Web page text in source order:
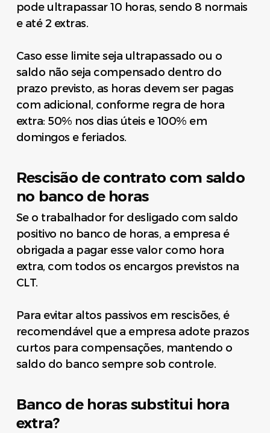
pode ultrapassar 10 horas, sendo 8 normais
e até 2 extras.
Caso esse limite seja ultrapassado ou o
saldo não seja compensado dentro do
prazo previsto, as horas devem ser pagas
com adicional, conforme regra de hora
extra: 50% nos dias úteis e 100% em
domingos e feriados.
Rescisão de contrato com saldo
no banco de horas
Se o trabalhador for desligado com saldo
positivo no banco de horas, a empresa é
obrigada a pagar esse valor como hora
extra, com todos os encargos previstos na
CLT.
Para evitar altos passivos em rescisões, é
recomendável que a empresa adote prazos
curtos para compensações, mantendo o
saldo do banco sempre sob controle.
Banco de horas substitui hora
extra?